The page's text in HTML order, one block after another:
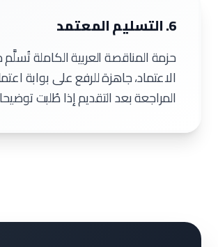
6. التسليم المعتمد
حزمة المناقصة العربية الكاملة
الاعتماد، جاهزة للرفع على بوابة
المراجعة بعد التقديم إذا طُلبت